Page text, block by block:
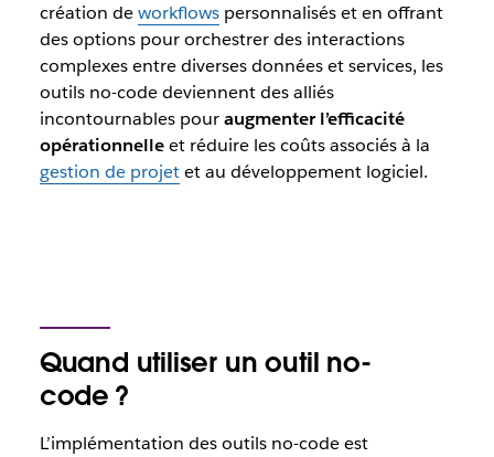
création deworkflowspersonnalisés et en offrant
des options pour orchestrer des interactions
complexes entre diverses données et services, les
outils no-code deviennent des alliés
incontournables pouraugmenter l’efficacité
opérationnelleet réduire les coûts associés à la
gestion de projetet au développement logiciel.
Quand utiliser un outil no-
code ?
L’implémentation des outils no-code est